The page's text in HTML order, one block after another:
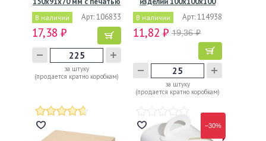
Рог…
В наличии Арт: 106833
17,38 ₽
за штуку
(продается кратно коробкам)
мм,…
В наличии Арт: 114938
11,82 ₽ 19,36 ₽
за штуку
(продается кратно коробкам)
−30%